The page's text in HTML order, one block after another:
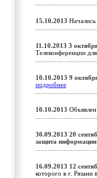
15.10.2013
11.10.2013 3
Телеконференции
10.10.2013 9
подробнее
10.10.2013 Объявлен
30.09.2013 20
защита
16.09.2013 12
которого в г. Рязани